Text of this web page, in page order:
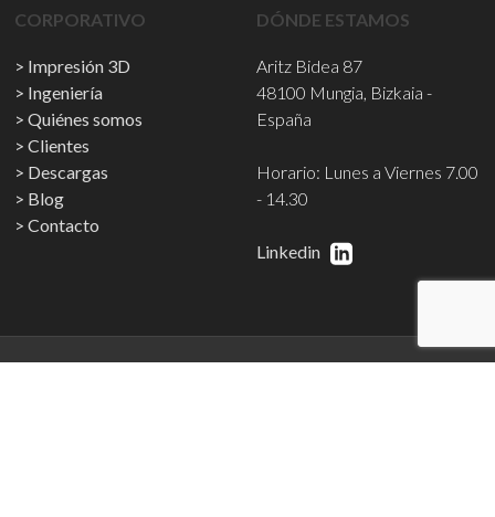
CORPORATIVO
Impresión 3D
Ingeniería
Quiénes somos
Clientes
Descargas
Blog
Contacto
DÓNDE ESTAMOS
Aritz Bidea 87
48100 Mungia, Bizkaia -
España
Horario: Lunes a Viernes 7.00
- 14.30
Linkedin